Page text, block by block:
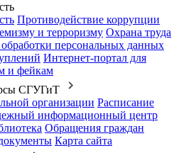
Противодействие коррупции
и терроризму Охрана труда
персональных данных
Интернет-портал для
и фейкам
СГУГиТ
организации Расписание
информационный центр
Обращения граждан
Карта сайта